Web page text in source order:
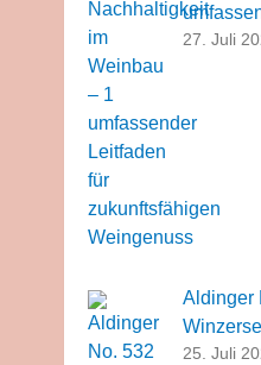
27. Juli
Aldinger
25. Juli